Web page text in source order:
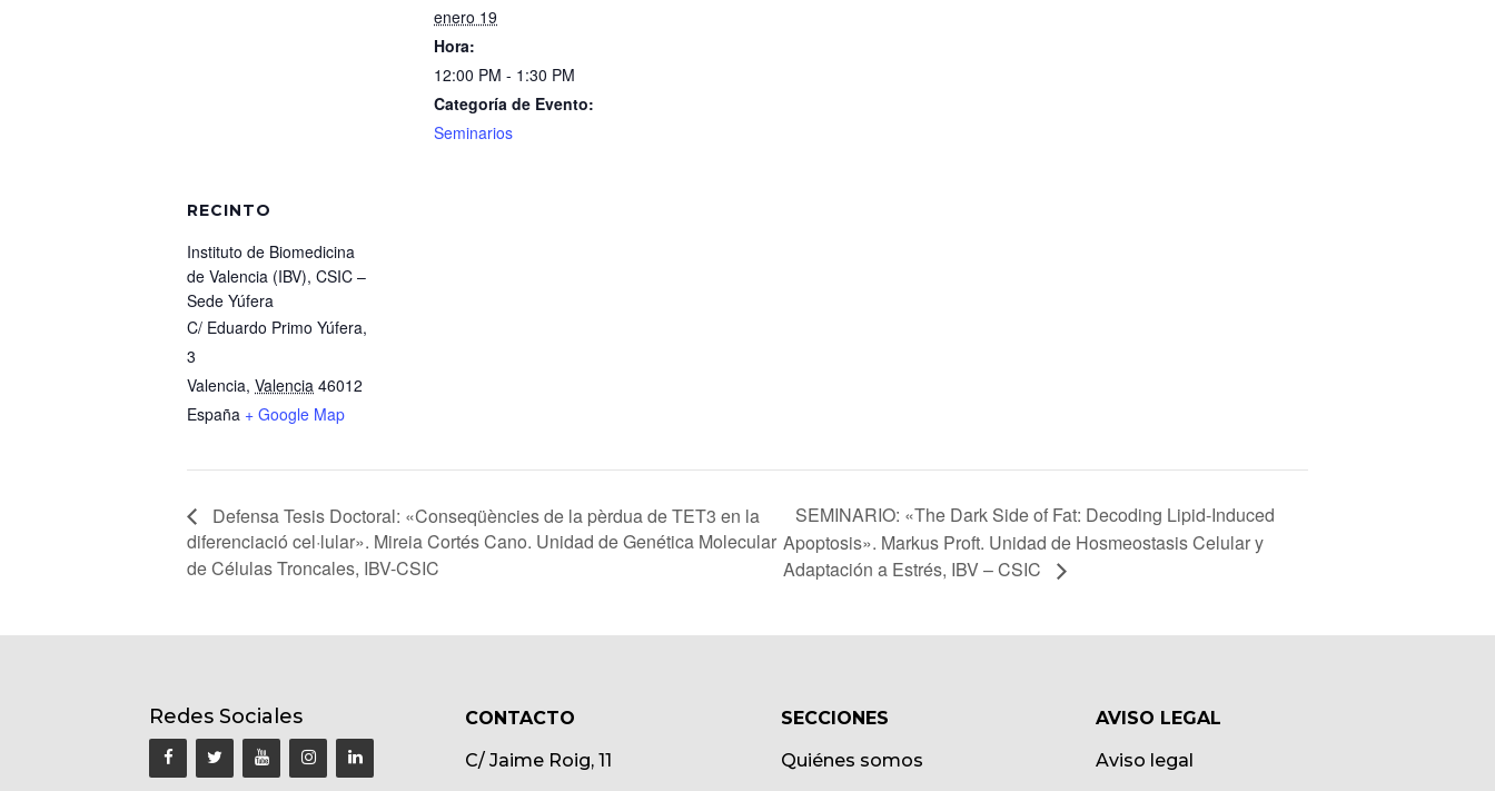
enero 19
Hora:
12:00 PM - 1:30 PM
Categoría de Evento:
Seminarios
RECINTO
Instituto de Biomedicina
de Valencia (IBV), CSIC –
Sede Yúfera
C/ Eduardo Primo Yúfera,
3
Valencia, Valencia 46012
España + Google Map
Defensa Tesis Doctoral: «Conseqüències de la pèrdua de TET3 en la
diferenciació cel·lular». Mireia Cortés Cano. Unidad de Genética Molecular
de Células Troncales, IBV-CSIC
SEMINARIO: «The Dark Side of Fat: Decoding Lipid-Induced
Apoptosis». Markus Proft. Unidad de Hosmeostasis Celular y
Adaptación a Estrés, IBV – CSIC
Redes Sociales
CONTACTO
C/ Jaime Roig, 11
SECCIONES
Quiénes somos
AVISO LEGAL
Aviso legal